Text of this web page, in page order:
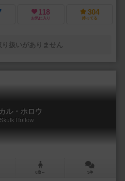
118
お気に入り
304
持ってる
り扱いがありません
ル・ホロウ
Skulk Hollow
8歳～ 3件